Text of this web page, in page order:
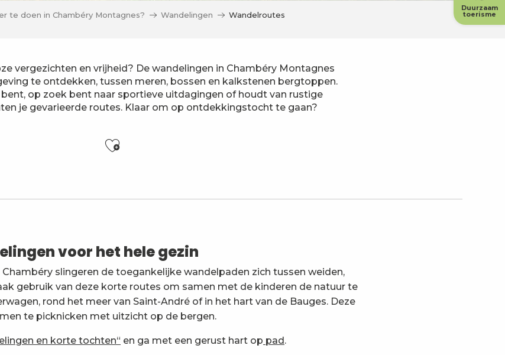
Duurzaam
toerisme
te doen in Chambéry Montagnes? Wandelingen Wandelroutes
vergezichten en vrijheid? De wandelingen in Chambéry Montagnes
te ontdekken, tussen meren, bossen en kalkstenen bergtoppen.
op zoek bent naar sportieve uitdagingen of houdt van rustige
je gevarieerde routes. Klaar om op ontdekkingstocht te gaan?
Ajouter aux favoris
voor het hele gezin
slingeren de toegankelijke wandelpaden zich tussen weiden,
gebruik van deze korte routes om samen met de kinderen de natuur te
rond het meer van Saint-André of in het hart van de Bauges. Deze
te picknicken met uitzicht op de bergen.
en korte tochten“ en ga met een gerust hart op pad.